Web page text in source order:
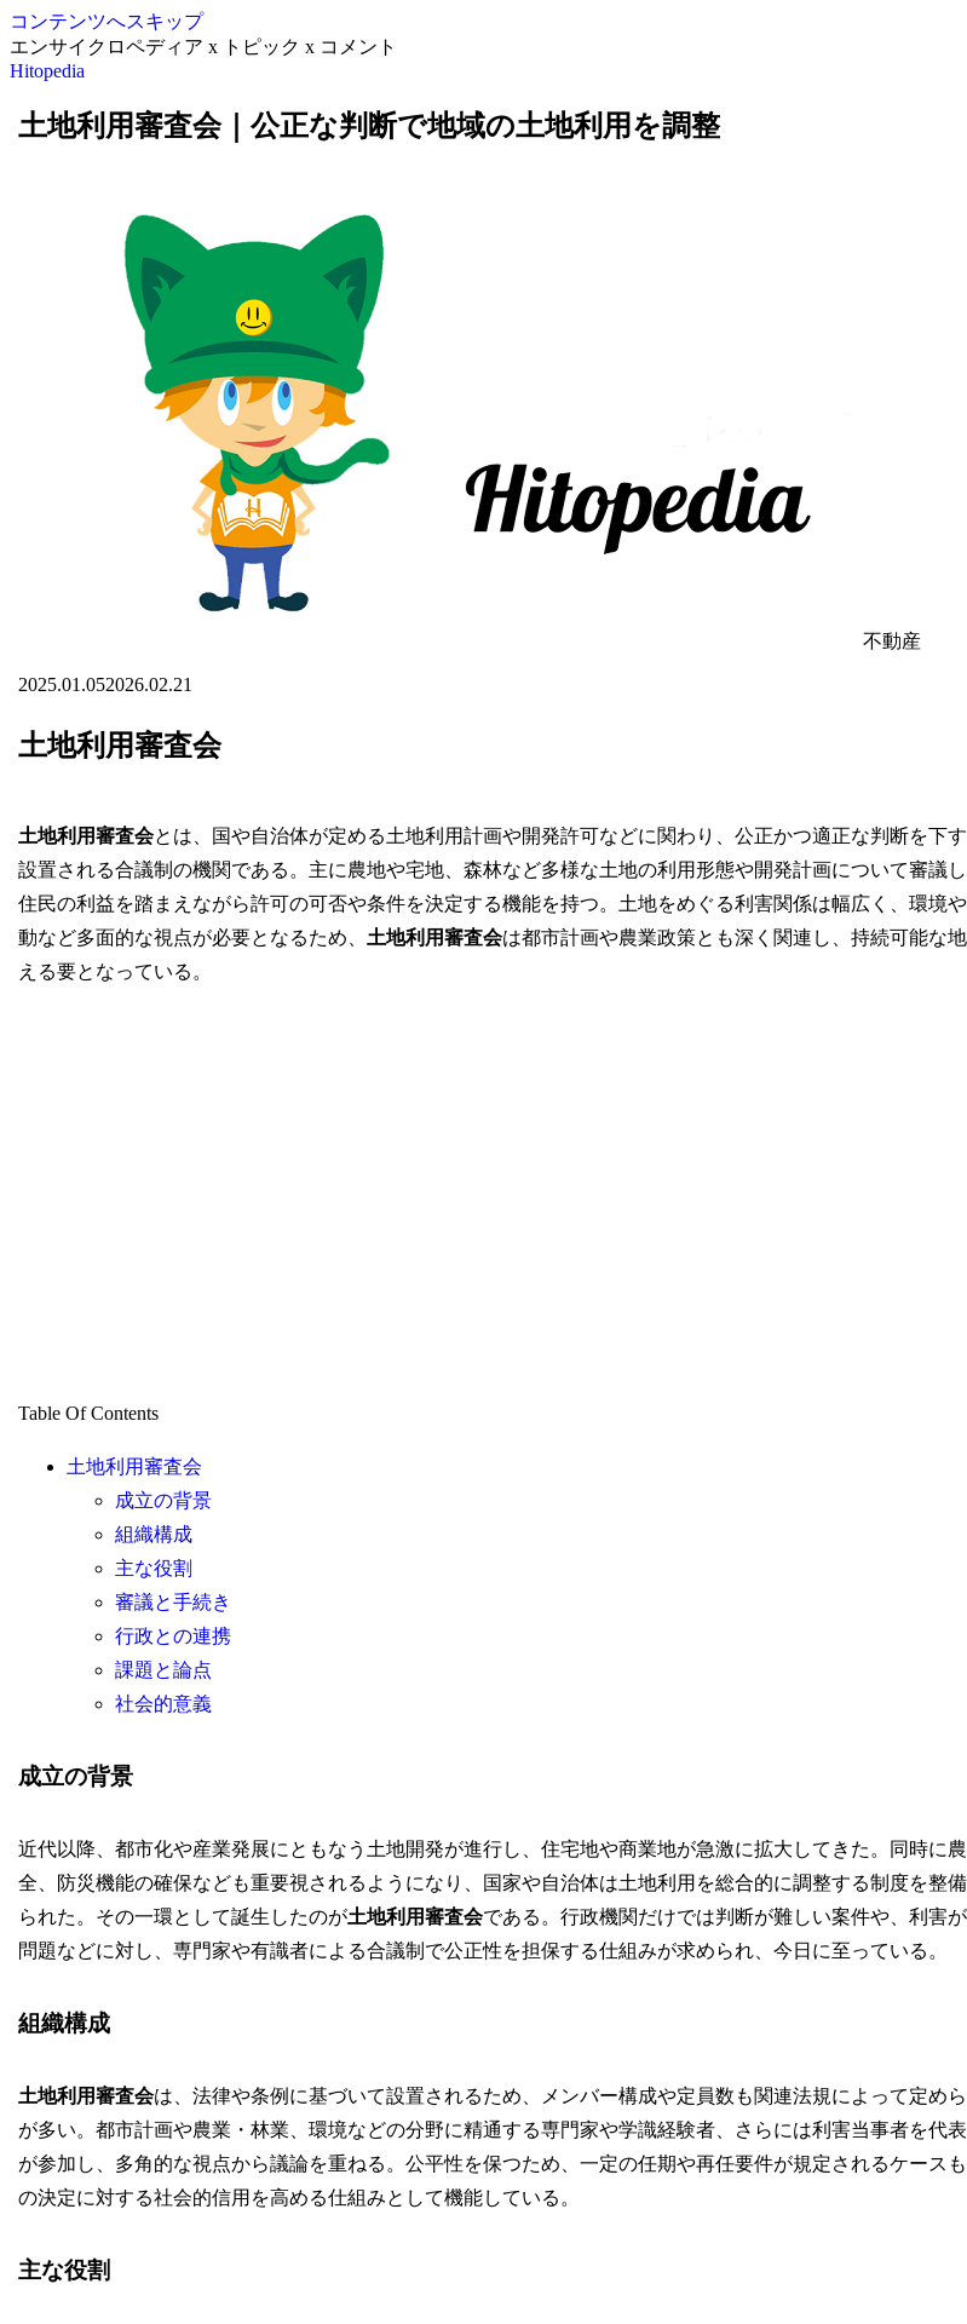
コンテンツへスキップ
エンサイクロペディア x トピック x コメント
Hitopedia
土地利用審査会｜公正な判断で地域の土地利用を調整
不動産
2025.01.052026.02.21
土地利用審査会
土地利用審査会とは、国や自治体が定める土地利用計画や開発許可などに関わり、公正かつ適正な判断を下
設置される合議制の機関である。主に農地や宅地、森林など多様な土地の利用形態や開発計画について審議
住民の利益を踏まえながら許可の可否や条件を決定する機能を持つ。土地をめぐる利害関係は幅広く、環境
動など多面的な視点が必要となるため、 土地利用審査会は都市計画や農業政策とも深く関連し、持続可能な
える要となっている。
Table Of Contents
土地利用審査会
成立の背景
組織構成
主な役割
審議と手続き
行政との連携
課題と論点
社会的意義
成立の背景
近代以降、都市化や産業発展にともなう土地開発が進行し、住宅地や商業地が急激に拡大してきた。同時に
全、防災機能の確保なども重要視されるようになり、国家や自治体は土地利用を総合的に調整する制度を整
られた。その一環として誕生したのが土地利用審査会である。行政機関だけでは判断が難しい案件や、利害
問題などに対し、専門家や有識者による合議制で公正性を担保する仕組みが求められ、今日に至っている。
組織構成
土地利用審査会は、法律や条例に基づいて設置されるため、メンバー構成や定員数も関連法規によって定め
が多い。都市計画や農業・林業、環境などの分野に精通する専門家や学識経験者、さらには利害当事者を代
が参加し、多角的な視点から議論を重ねる。公平性を保つため、一定の任期や再任要件が規定されるケース
の決定に対する社会的信用を高める仕組みとして機能している。
主な役割